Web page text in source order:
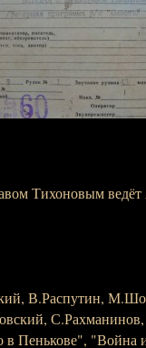
Тихоновым ведёт
В.Распутин,
С.Рахманинов,
Пенькове", "Война